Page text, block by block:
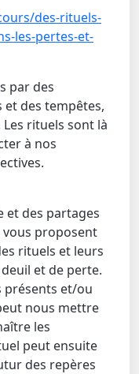
des-rituels-
les-pertes-et-
par des
des tempêtes,
rituels sont là
à nos
et des partages
vous proposent
rituels et leurs
et de perte.
présents et/ou
nous mettre
les
peut ensuite
des repères